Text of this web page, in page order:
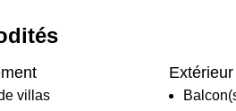
villas
Extérieur